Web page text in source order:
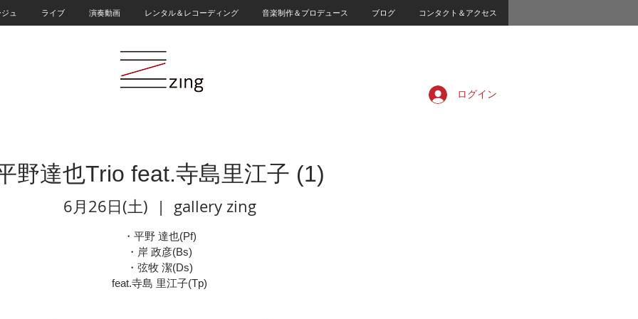
ュ ライブ 演奏動画 レンタル＆レコーディング 音楽制作＆プロデュース ブログ コンタクト＆アクセス
ログイン
野達也Trio feat.寺島里江子 (1)
6月26日(土)
  |
gallery zing
・平野 達也(Pf)
・岸 政彦(Bs)
・弦牧 潔(Ds)
feat.寺島 里江子(Tp)